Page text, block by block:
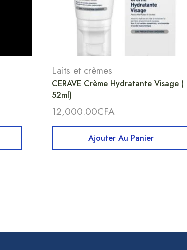
Laits et crèmes
CERAVE Crème Hydratante Visage (
52ml)
12,000.00CFA
Ajouter Au Panier